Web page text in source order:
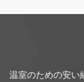
温室のための安い